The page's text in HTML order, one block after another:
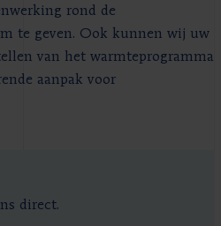
rond de
te geven. Ook kunnen wij uw
van het warmteprogramma
aanpak voor
direct.